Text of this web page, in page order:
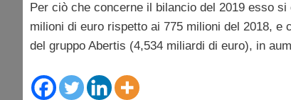
Per ciò che concerne il bilancio del 2019 esso si
milioni di euro rispetto ai 775 milioni del 2018,
del gruppo Abertis (4,534 miliardi di euro), in